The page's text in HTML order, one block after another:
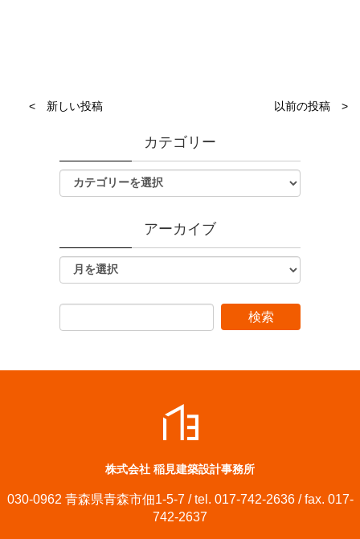
< 新しい投稿 以前の投稿 >
カテゴリー
アーカイブ
株式会社 稲見建築設計事務所
030-0962 青森県青森市佃1-5-7 / tel. 017-742-2636 / fax. 017-
742-2637